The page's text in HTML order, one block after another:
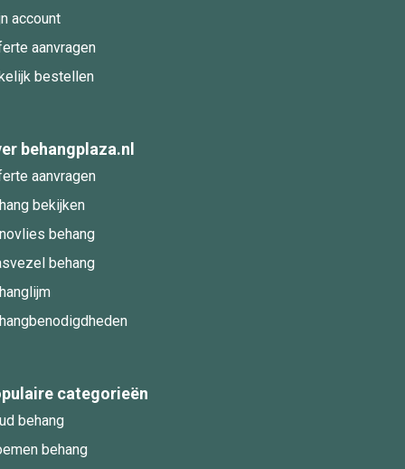
account
aanvragen
bestellen
behangplaza.nl
aanvragen
bekijken
behang
behang
categorieën
behang
behang